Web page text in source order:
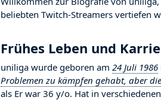
beliebten Twitch-Streamers vertiefen
Frühes Leben und
uniliga wurde geboren am 24 Juli 1986
Problemen zu kämpfen gehabt, aber
als Er war 36 y/o. Hat in